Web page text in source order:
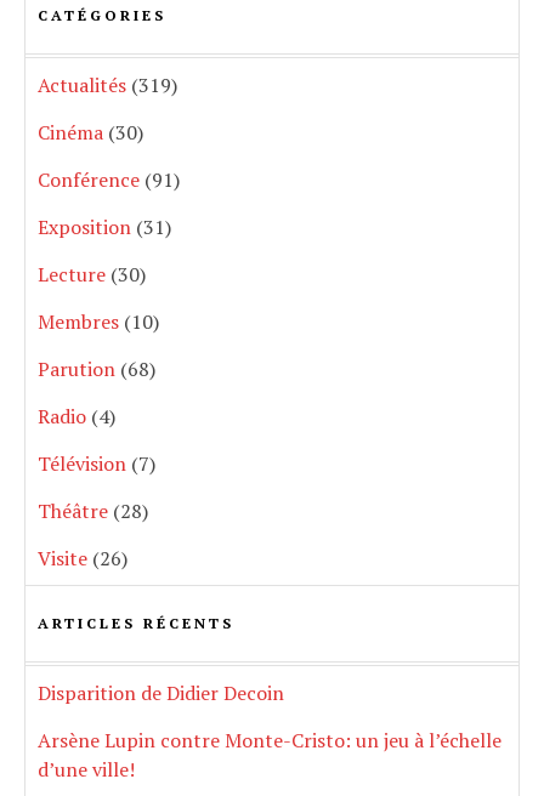
CATÉGORIES
Actualités (319)
Cinéma (30)
Conférence (91)
Exposition (31)
Lecture (30)
Membres (10)
Parution (68)
Radio (4)
Télévision (7)
Théâtre (28)
Visite (26)
ARTICLES RÉCENTS
Disparition de Didier Decoin
Arsène Lupin contre Monte-Cristo: un jeu à l’échelle
d’une ville!